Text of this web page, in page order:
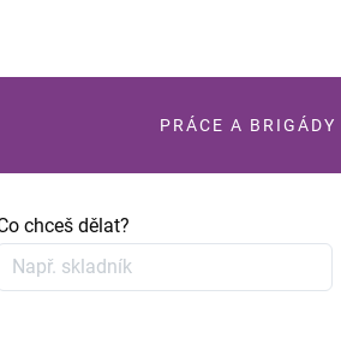
PRÁCE A BRIGÁDY
chceš dělat?